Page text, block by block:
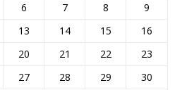
6 7 8
9
13 14 15
16
20 21 22
23
27 28 29
30